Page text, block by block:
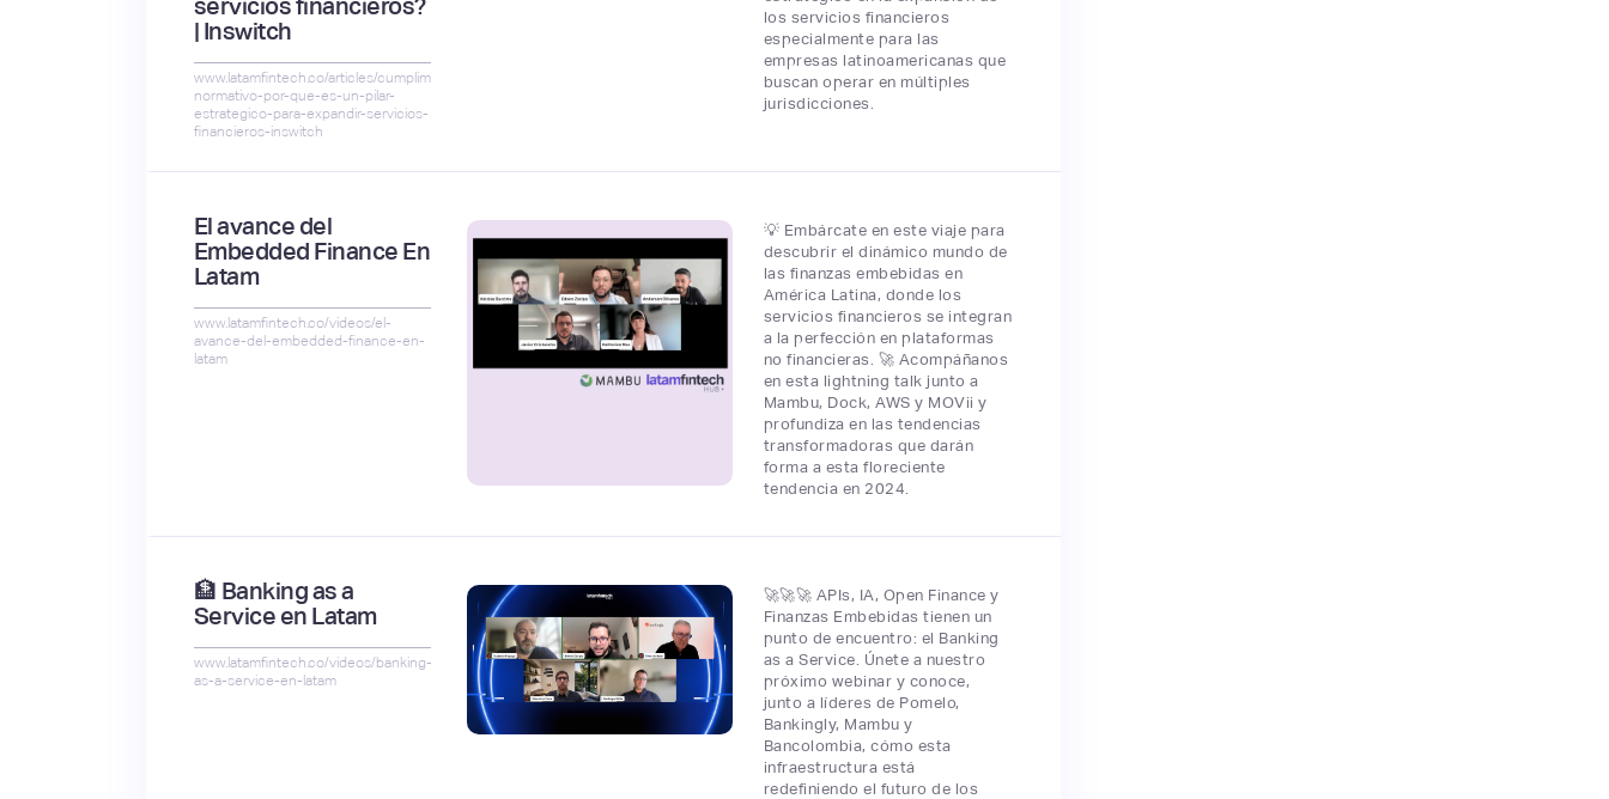
servicios financieros?
| Inswitch
www.latamfintech.co/articles/cumplimiento-
normativo-por-que-es-un-pilar-
estrategico-para-expandir-servicios-
financieros-inswitch
los servicios financieros
especialmente para las
empresas latinoamericanas que
buscan operar en múltiples
jurisdicciones.
El avance del
Embedded Finance En
Latam
www.latamfintech.co/videos/el-
avance-del-embedded-finance-en-
latam
💡​ Embárcate en este viaje para
descubrir el dinámico mundo de
las finanzas embebidas en
América Latina, donde los
servicios financieros se integran
a la perfección en plataformas
no financieras. 🚀​ Acompáñanos
en esta lightning talk junto a
Mambu, Dock, AWS y MOVii y
profundiza en las tendencias
transformadoras que darán
forma a esta floreciente
tendencia en 2024.
🏦 Banking as a
Service en Latam
www.latamfintech.co/videos/banking-
as-a-service-en-latam
🚀🚀🚀 APIs, IA, Open Finance y
Finanzas Embebidas tienen un
punto de encuentro: el Banking
as a Service. Únete a nuestro
próximo webinar y conoce,
junto a líderes de Pomelo,
Bankingly, Mambu y
Bancolombia, cómo esta
infraestructura está
redefiniendo el futuro de los